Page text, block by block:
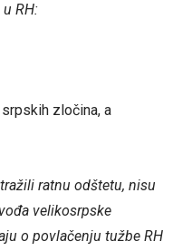
RH:
zločina, a
ratnu odštetu, nisu
velikosrpske
o povlačenju tužbe RH